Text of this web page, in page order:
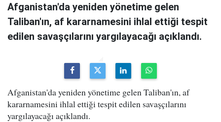
Afganistan'da yeniden yönetime gelen
Taliban'ın, af kararnamesini ihlal ettiği tespit
edilen savaşçılarını yargılayacağı açıklandı.
Afganistan'da yeniden yönetime gelen Taliban'ın, af
kararnamesini ihlal ettiği tespit edilen savaşçılarını
yargılayacağı açıklandı.